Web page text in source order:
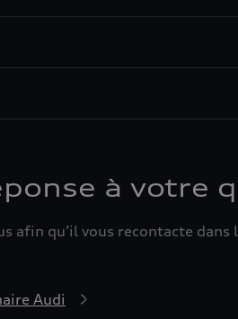
à votre
afin qu’il vous recontacte dans
Audi